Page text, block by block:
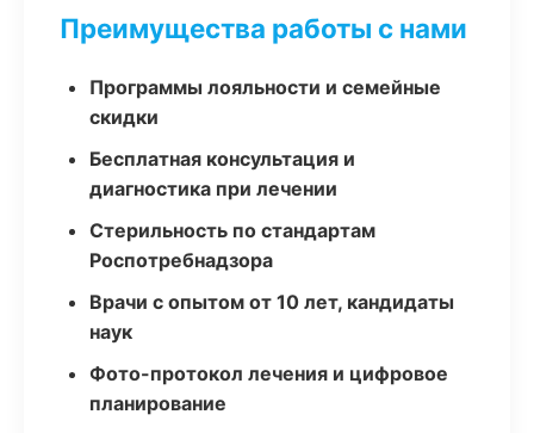
Преимущества работы с нами
Программы лояльности и семейные
скидки
Бесплатная консультация и
диагностика при лечении
Стерильность по стандартам
Роспотребнадзора
Врачи с опытом от 10 лет, кандидаты
наук
Фото-протокол лечения и цифровое
планирование